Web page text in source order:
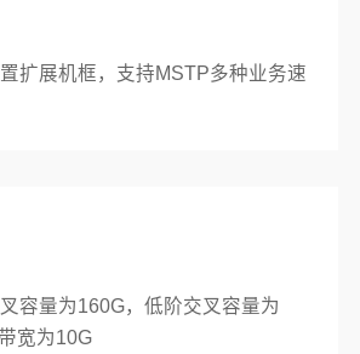
扩展机框，支持MSTP多种业务速
容量为160G，低阶交叉容量为
宽为10G